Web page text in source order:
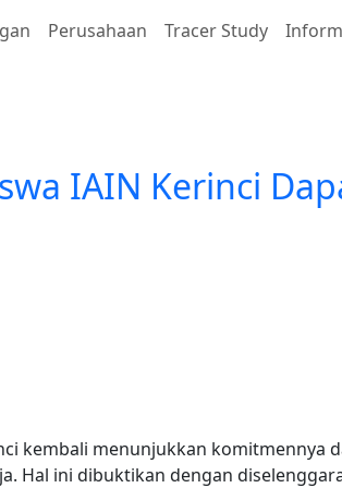
Perusahaan Tracer Study
IAIN Kerinci
kembali menunjukkan komitmennya
Hal ini dibuktikan dengan